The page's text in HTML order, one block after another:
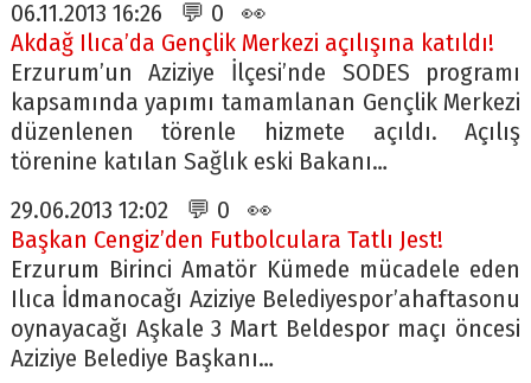
06.11.2013 16:26 💬 0 👀
Akdağ Ilıca’da Gençlik Merkezi açılışına katıldı!
Erzurum’un Aziziye İlçesi’nde SODES programı
kapsamında yapımı tamamlanan Gençlik Merkezi
düzenlenen törenle hizmete açıldı. Açılış
törenine katılan Sağlık eski Bakanı…
29.06.2013 12:02 💬 0 👀
Başkan Cengiz’den Futbolculara Tatlı Jest!
Erzurum Birinci Amatör Kümede mücadele eden
Ilıca İdmanocağı Aziziye Belediyespor’ahaftasonu
oynayacağı Aşkale 3 Mart Beldespor maçı öncesi
Aziziye Belediye Başkanı…